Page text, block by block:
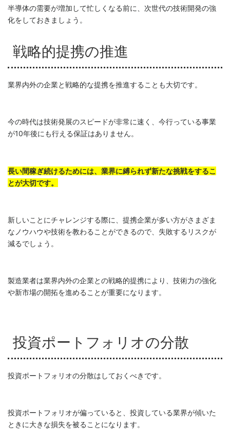
半導体の需要が増加して忙しくなる前に、次世代の技術開発の強
化をしておきましょう。
戦略的提携の推進
業界内外の企業と戦略的な提携を推進することも大切です。
今の時代は技術発展のスピードが非常に速く、今行っている事業
が10年後にも行える保証はありません。
長い間稼ぎ続けるためには、業界に縛られず新たな挑戦をするこ
とが大切です。
新しいことにチャレンジする際に、提携企業が多い方がさまざま
なノウハウや技術を教わることができるので、失敗するリスクが
減るでしょう。
製造業者は業界内外の企業との戦略的提携により、技術力の強化
や新市場の開拓を進めることが重要になります。
投資ポートフォリオの分散
投資ポートフォリオの分散はしておくべきです。
投資ポートフォリオが偏っていると、投資している業界が傾いた
ときに大きな損失を被ることになります。